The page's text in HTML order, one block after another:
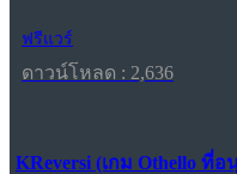
ฟรีแวร์
ดาวน์โหลด : 2,636
KReversi (เกม Othello ที่